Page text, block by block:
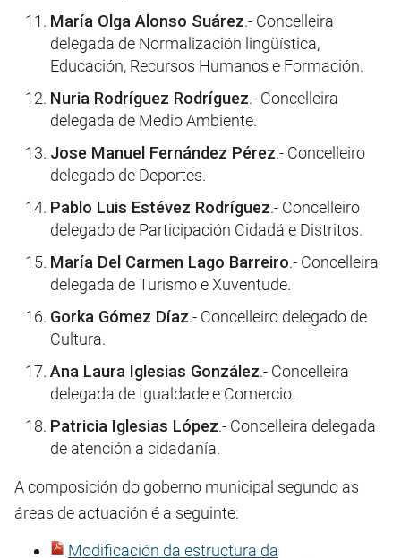
María Olga Alonso Suárez.- Concelleira
delegada de Normalización lingüística,
Educación, Recursos Humanos e Formación.
Nuria Rodríguez Rodríguez.- Concelleira
delegada de Medio Ambiente.
Jose Manuel Fernández Pérez.- Concelleiro
delegado de Deportes.
Pablo Luis Estévez Rodríguez.- Concelleiro
delegado de Participación Cidadá e Distritos.
María Del Carmen Lago Barreiro.- Concelleira
delegada de Turismo e Xuventude.
Gorka Gómez Díaz.- Concelleiro delegado de
Cultura.
Ana Laura Iglesias González.- Concelleira
delegada de Igualdade e Comercio.
Patricia Iglesias López.- Concelleira delegada
de atención a cidadanía.
A composición do goberno municipal segundo as
áreas de actuación é a seguinte:
Modificación da estructura da